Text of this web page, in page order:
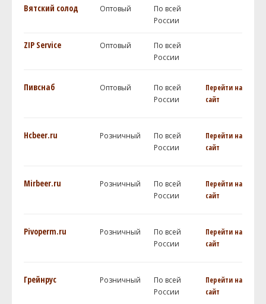
Вятский солод Оптовый
По всей
России
ZIP Service Оптовый
По всей
России
Пивснаб Оптовый
По всей
России
Перейти на
сайт
Hcbeer.ru Розничный
По всей
России
Перейти на
сайт
Mirbeer.ru Розничный
По всей
России
Перейти на
сайт
Pivoperm.ru Розничный
По всей
России
Перейти на
сайт
Грейнрус Розничный
По всей
России
Перейти на
сайт